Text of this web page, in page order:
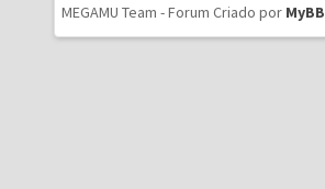
MEGAMU Team - Forum Criado por MyBB